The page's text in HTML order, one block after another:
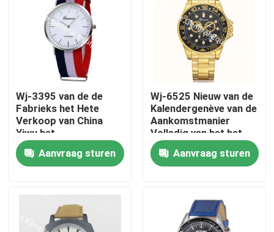
Huis
Wj-3395 van de de
Fabrieks het Hete
Verkoop van China
Yiwu het
EMBLEEMoem
Horloge Gebreide van
de de Horlogesmens
van de Canvas Nylon
Promotiepolshorloge
Aanvraag sturen
Wj-6525 Nieuw van de
Kalendergenève van de
Aankomstmanier
Volledig van het het
Merkroestvrije staal
Achter de
Mensenhorloge
Aanvraag sturen